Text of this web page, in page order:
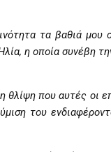
τα βαθιά μου
η οποία συνέβη
που αυτές οι
του